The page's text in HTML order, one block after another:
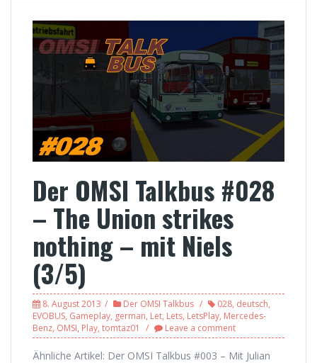
Der OMSI Talkbus #028
– The Union strikes
nothing – mit Niels
(3/5)
8. August 2013 Der OMSI Talkbus 028, deutsch,
EVOBUS, Gameplay, german, Let, Lets, LetsPlay, Mercedes-
Benz, OMSI, Play, tomtaz01 Leave a comment
Ähnliche Artikel: Der OMSI Talkbus #003 – Mit Julian